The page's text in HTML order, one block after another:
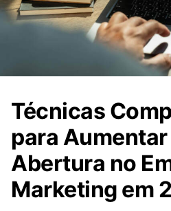
Técnicas
para Aumentar
Abertura no
Marketing em